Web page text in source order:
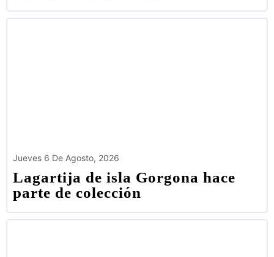
Jueves 6 De Agosto, 2026
Lagartija de isla Gorgona hace
parte de colección